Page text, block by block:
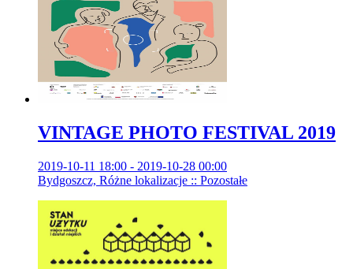
VINTAGE PHOTO FESTIVAL 2019
2019-10-11 18:00 - 2019-10-28 00:00
Bydgoszcz, Różne lokalizacje :: Pozostałe